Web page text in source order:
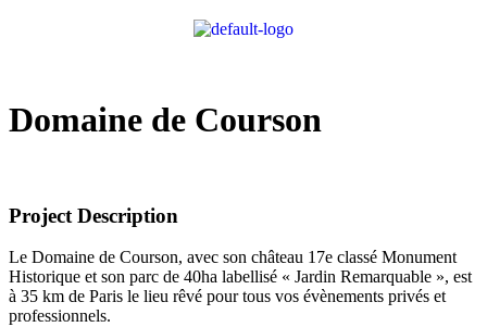
Domaine de Courson
Project Description
Le Domaine de Courson, avec son château 17e classé Monument
Historique et son parc de 40ha labellisé « Jardin Remarquable », est
à 35 km de Paris le lieu rêvé pour tous vos évènements privés et
professionnels.